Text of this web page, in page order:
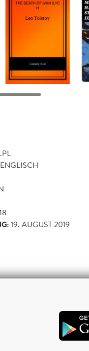
19. AUGUST 2019